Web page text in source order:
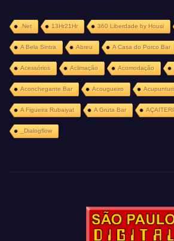
.Net 13Hr21Hr 360 Liberdade by Housi
A Bela Sintra Abreu A Casa do Porco Bar
Acessórios Aclimação Acomodação
Aconchegante Bar Acougueiro
A Figueira Rubaiyat A Gruta Bar
_Dialogflow